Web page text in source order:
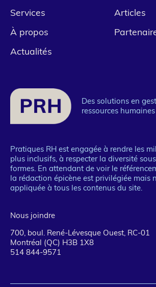
Pied
de
page
Services Articles
À propos
Actualités
Des solutions en
ressources humaines
Pratiques RH est engagée à rendre les
plus inclusifs, à respecter la diversité
formes. En attendant de voir le
la rédaction épicène est privilégiée mais
appliquée à tous les contenus du site.
Nous joindre
700, boul. René-Lévesque Ouest, RC-01
Montréal (QC) H3B 1X8
514 844-9571